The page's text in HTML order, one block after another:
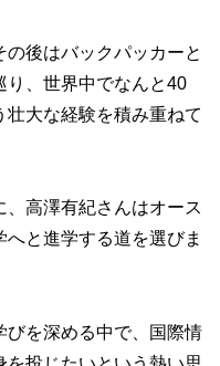
後はバックパッカーと
り、世界中でなんと40
大な経験を積み重ねて
高澤有紀さんはオース
へと進学する道を選びま
びを深める中で、国際情